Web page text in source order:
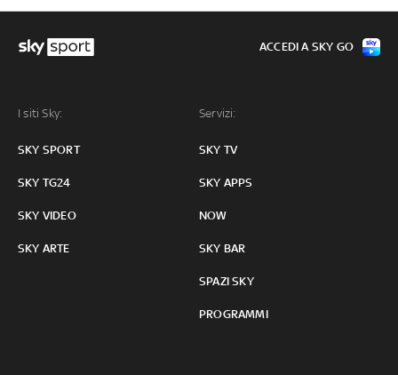
I siti Sky:
SKY SPORT
SKY TG24
SKY VIDEO
SKY ARTE
Servizi:
SKY TV
SKY APPS
NOW
SKY BAR
SPAZI SKY
PROGRAMMI
ACCEDI A SKY GO